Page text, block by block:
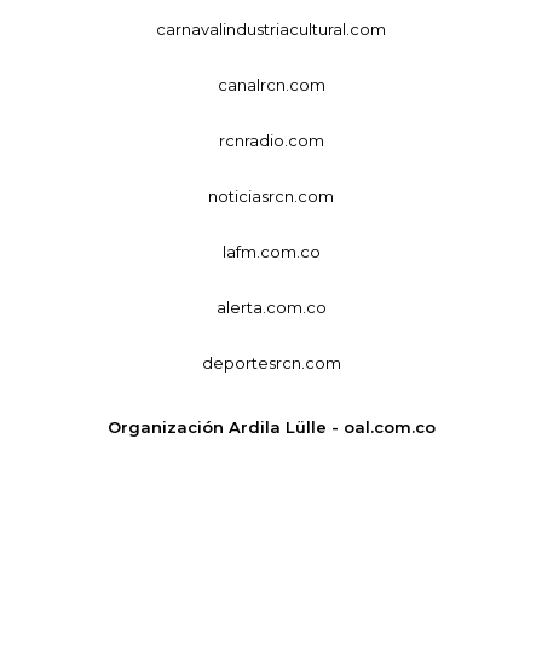
carnavalindustriacultural.com
canalrcn.com
rcnradio.com
noticiasrcn.com
lafm.com.co
alerta.com.co
deportesrcn.com
Organización Ardila Lülle - oal.com.co